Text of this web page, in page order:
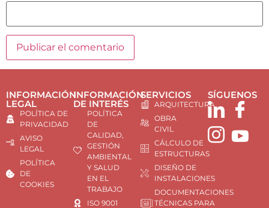
INFORMACIÓN
LEGAL
POLÍTICA DE
PRIVACIDAD
AVISO
LEGAL
POLÍTICA
DE
COOKIES
INFORMACIÓN
DE INTERÉS
POLÍTICA
DE
CALIDAD,
GESTIÓN
AMBIENTAL
Y SALUD
EN EL
TRABAJO
ISO 9001
SERVICIOS
ARQUITECTURA
OBRA
CIVIL
CÁLCULO DE
ESTRUCTURAS
DISEÑO DE
INSTALACIONES
DOCUMENTACIONES
TÉCNICAS PARA
SÍGUENOS